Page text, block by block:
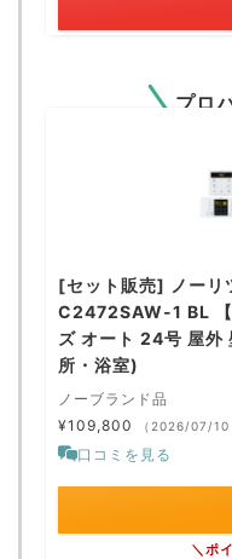
プロ
[セット販売] ノーリ
C2472SAW-1 BL 【
ズ オート 24号 屋
所・浴室)
ノーブランド品
¥109,800
（2026/07/
口コミを見る
＼ポ